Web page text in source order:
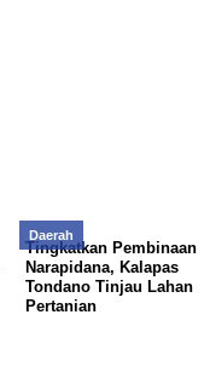
Daerah
Tingkatkan Pembinaan
Narapidana, Kalapas
Tondano Tinjau Lahan
Pertanian